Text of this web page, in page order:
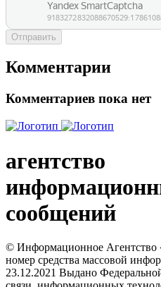
Отправить
Комментарии
Комментариев пока нет
агентство
сообщений
© Информационное
номер средства массовой
23.12.2021 Выдано